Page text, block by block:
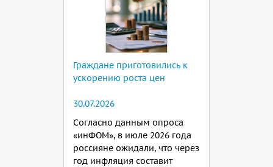
Граждане приготовились к
ускорению роста цен
30.07.2026
Согласно данным опроса
«инФОМ», в июле 2026 года
россияне ожидали, что через
год инфляция составит